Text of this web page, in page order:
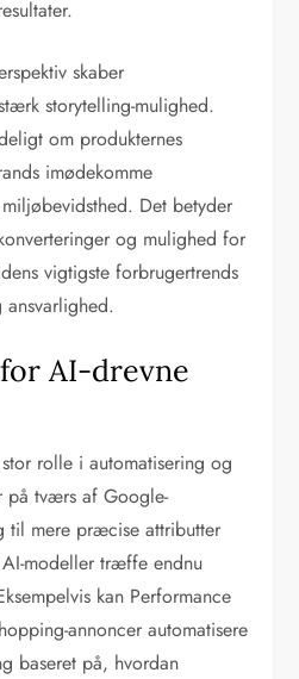
skaber
storytelling-mulighed.
om produkternes
imødekomme
Det betyder
og mulighed for
vigtigste forbrugertrends
AI-drevne
rolle i automatisering og
på tværs af Google-
til mere præcise attributter
modeller træffe endnu
kan Performance
annoncer automatisere
baseret på, hvordan